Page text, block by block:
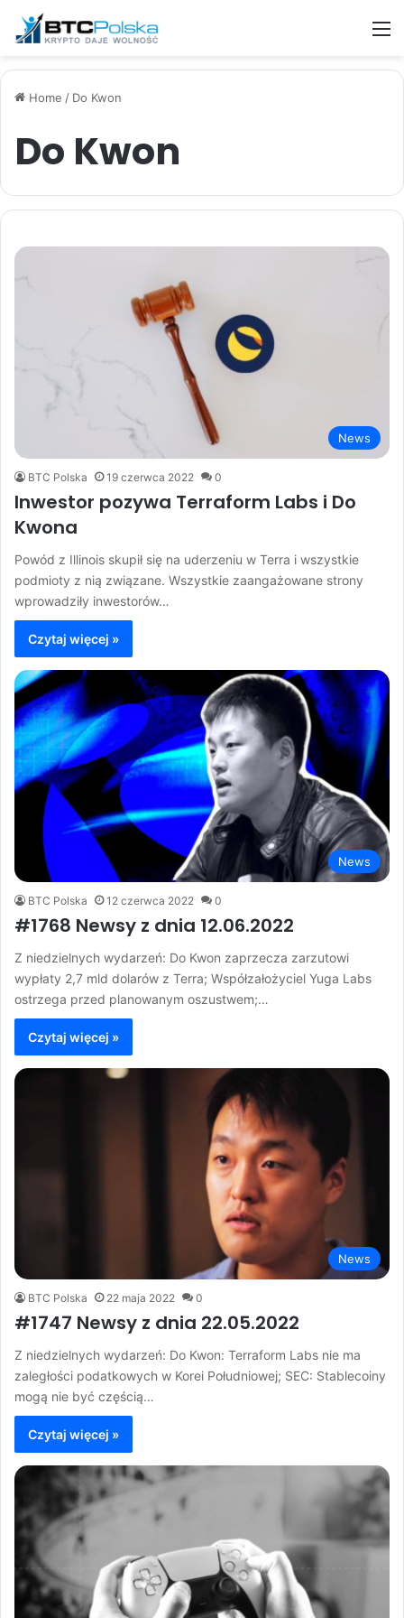
Home / Do Kwon
Do Kwon
News
BTC Polska 19 czerwca 2022 0
Inwestor pozywa Terraform Labs i Do
Kwona
Powód z Illinois skupił się na uderzeniu w Terra i wszystkie
podmioty z nią związane. Wszystkie zaangażowane strony
wprowadziły inwestorów…
Czytaj więcej »
News
BTC Polska 12 czerwca 2022 0
#1768 Newsy z dnia 12.06.2022
Z niedzielnych wydarzeń: Do Kwon zaprzecza zarzutowi
wypłaty 2,7 mld dolarów z Terra; Współzałożyciel Yuga Labs
ostrzega przed planowanym oszustwem;…
Czytaj więcej »
News
BTC Polska 22 maja 2022 0
#1747 Newsy z dnia 22.05.2022
Z niedzielnych wydarzeń: Do Kwon: Terraform Labs nie ma
zaległości podatkowych w Korei Południowej; SEC: Stablecoiny
mogą nie być częścią…
Czytaj więcej »